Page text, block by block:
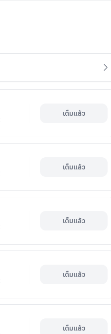
เต็มแล้ว
เต็มแล้ว
เต็มแล้ว
เต็มแล้ว
เต็มแล้ว